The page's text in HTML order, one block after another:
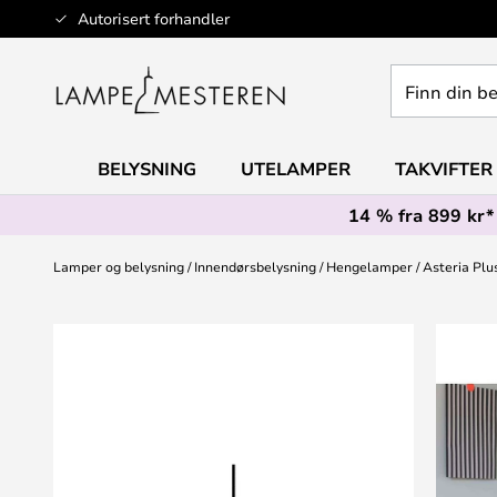
Autorisert forhandler
Hopp
til
din
BELYSNING UTELAMPER TAKVIFTER
14 % fra 899 kr*
Lamper og belysning Innendørsbelysning Hengelamper Asteria